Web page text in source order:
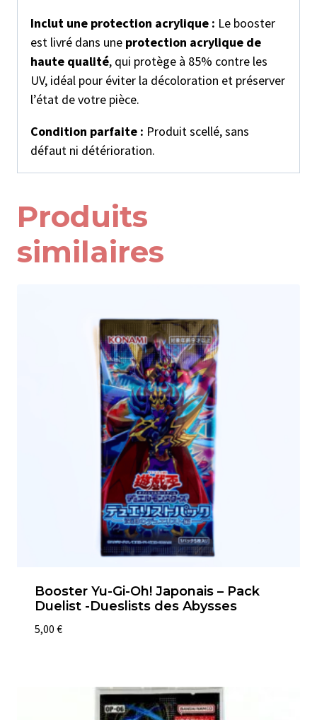
Inclut une protection acrylique : Le booster
est livré dans une protection acrylique de
haute qualité, qui protège à 85% contre les
UV, idéal pour éviter la décoloration et préserver
l’état de votre pièce.
Condition parfaite : Produit scellé, sans
défaut ni détérioration.
Produits
similaires
Booster Yu-Gi-Oh! Japonais – Pack
Duelist -Dueslists des Abysses
5,00 €